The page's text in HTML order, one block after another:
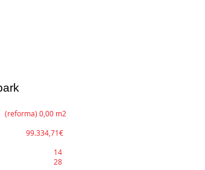
0,00 m2
99.334,71€
28